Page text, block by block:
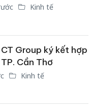
Kinh tế
Group ký kết hợp
Cần Thơ
Kinh tế